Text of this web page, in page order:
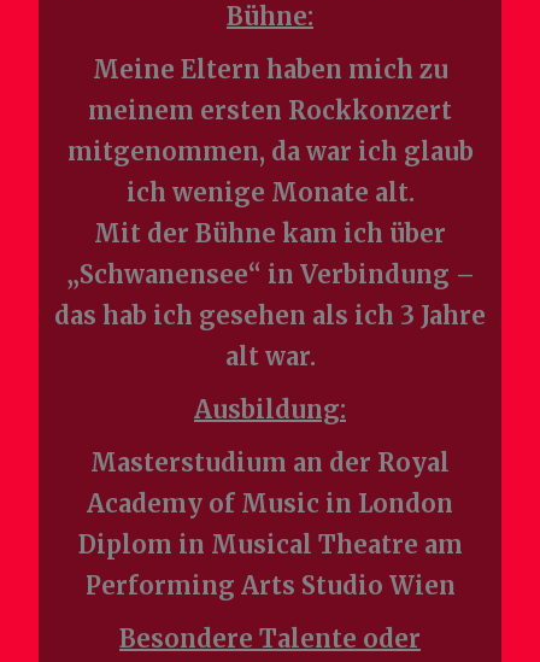
Bühne:
Meine Eltern haben mich zu
meinem ersten Rockkonzert
mitgenommen, da war ich glaub
ich wenige Monate alt.
Mit der Bühne kam ich über
„Schwanensee“ in Verbindung –
das hab ich gesehen als ich 3 Jahre
alt war.
Ausbildung:
Masterstudium an der Royal
Academy of Music in London
Diplom in Musical Theatre am
Performing Arts Studio Wien
Besondere Talente oder